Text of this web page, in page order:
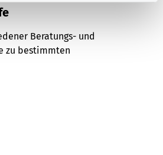
Beratungs- und
zu bestimmten